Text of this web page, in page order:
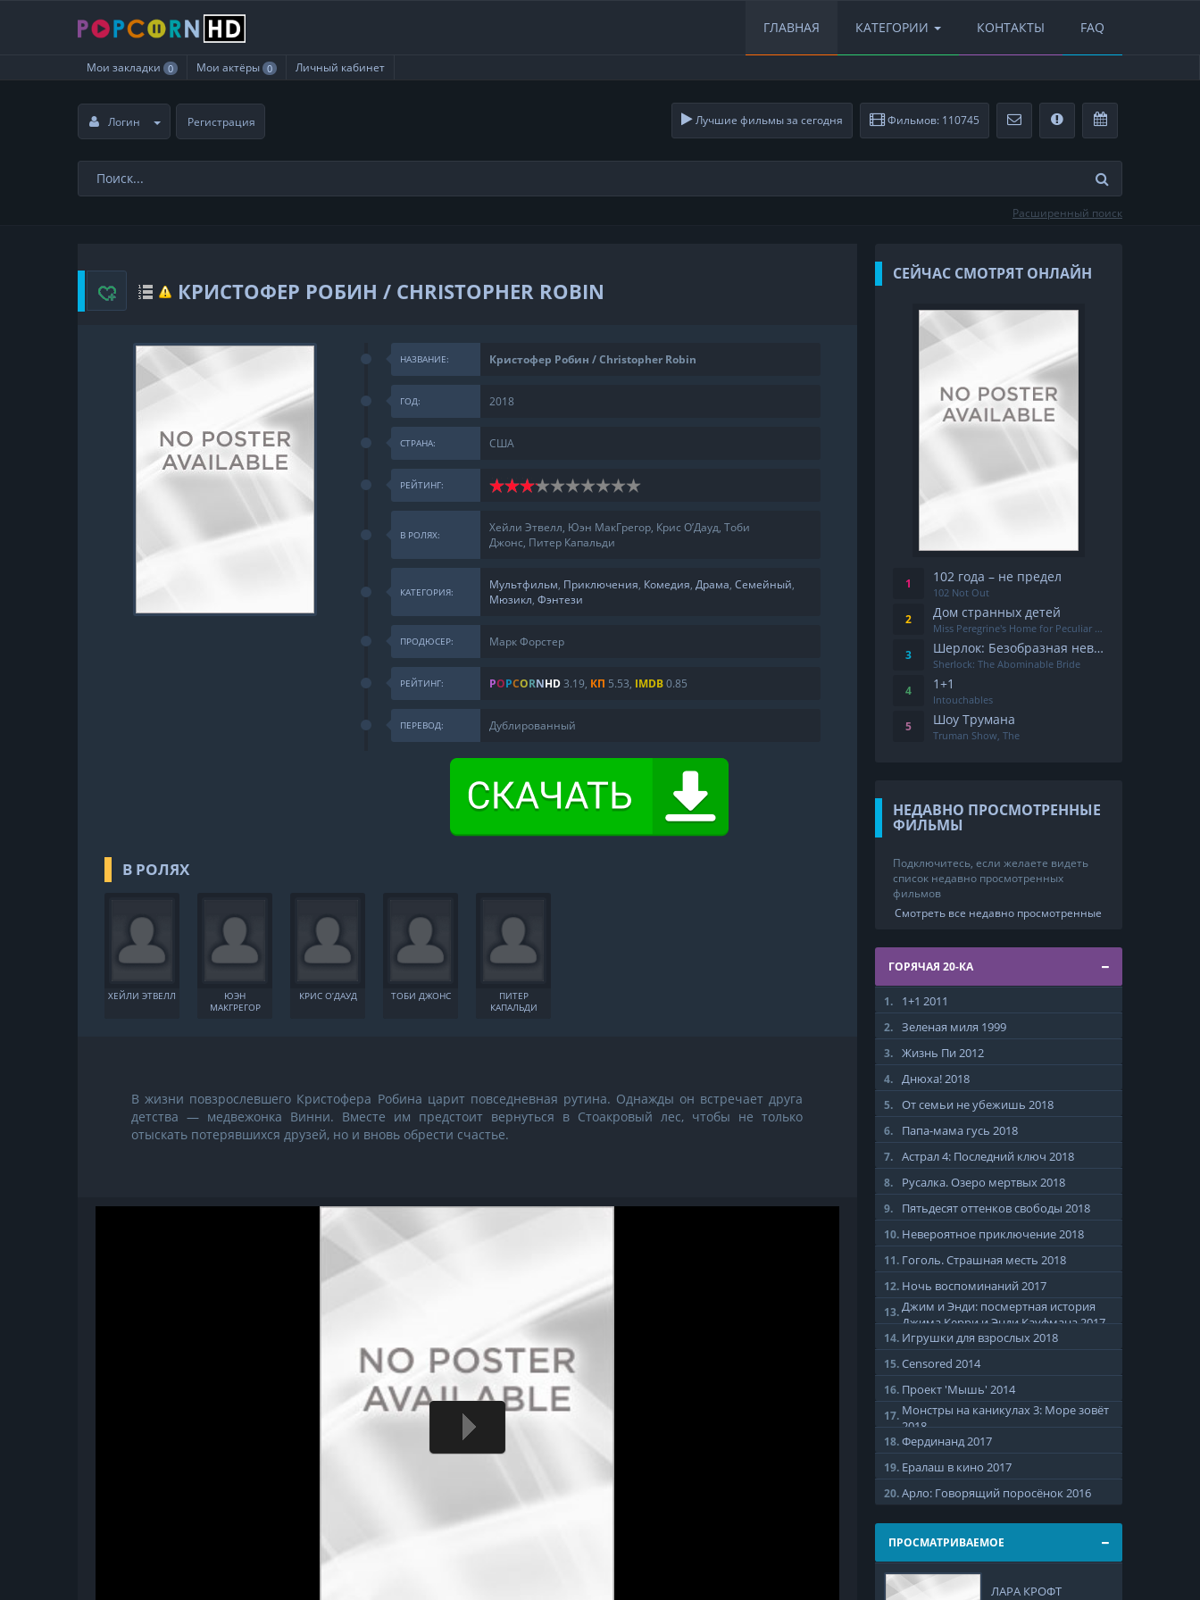
ГЛАВНАЯ КАТЕГОРИИ КОНТАКТЫ FAQ
Мои закладки 0 Мои актёры 0 Личный кабинет
Логин Регистрация Лучшие фильмы за сегодня Фильмов: 110745
Расширенный поиск
КРИСТОФЕР РОБИН / CHRISTOPHER ROBIN
НАЗВАНИЕ: Кристофер Робин / Christopher Robin
ГОД: 2018
СТРАНА: США
РЕЙТИНГ:
В РОЛЯХ:
Хейли Этвелл, Юэн МакГрегор, Крис О’Дауд, Тоби
Джонс, Питер Капальди
КАТЕГОРИЯ: Мультфильм, Приключения, Комедия, Драма, Семейный,
Мюзикл, Фэнтези
ПРОДЮСЕР: Марк Форстер
РЕЙТИНГ: POPCORNHD3.19, КП 5.53, IMDB0.85
ПЕРЕВОД: Дублированный
В РОЛЯХ
ХЕЙЛИ ЭТВЕЛЛ
ЮЭН
МАКГРЕГОР
КРИС О’ДАУД ТОБИ ДЖОНС
ПИТЕР
КАПАЛЬДИ
В жизни повзрослевшего Кристофера Робина царит повседневная рутина. Однажды он встречает друга
детства — медвежонка Винни. Вместе им предстоит вернуться в Стоакровый лес, чтобы не только
отыскать потерявшихся друзей, но и вновь обрести счастье.
СЕЙЧАС СМОТРЯТ ОНЛАЙН
102 года – не предел
102 Not Out
Дом странных детей
Miss Peregrine's Home for Peculiar Children
Шерлок: Безобразная невеста
Sherlock: The Abominable Bride
1+1
Intouchables
Шоу Трумана
Truman Show, The
НЕДАВНО ПРОСМОТРЕННЫЕ
ФИЛЬМЫ
Подключитесь, если желаете видеть
список недавно просмотренных
фильмов
Смотреть все недавно просмотренные
ГОРЯЧАЯ 20-КА
1. 1+1 2011
2. Зеленая миля 1999
3. Жизнь Пи 2012
4. Днюха! 2018
5. От семьи не убежишь 2018
6. Папа-мама гусь 2018
7. Астрал 4: Последний ключ 2018
8. Русалка. Озеро мертвых 2018
9. Пятьдесят оттенков свободы 2018
10. Невероятное приключение 2018
11. Гоголь. Страшная месть 2018
12. Ночь воспоминаний 2017
13. Джим и Энди: посмертная история
Джима Керри и Энди Кауфмана2017
14. Игрушки для взрослых 2018
15. Censored 2014
16. Проект 'Мышь' 2014
17. Монстры на каникулах 3: Море зовёт
2018
18. Фердинанд 2017
19. Ералаш в кино 2017
20. Арло: Говорящий поросёнок 2016
ПРОСМАТРИВАЕМОЕ
ЛАРА КРОФТ